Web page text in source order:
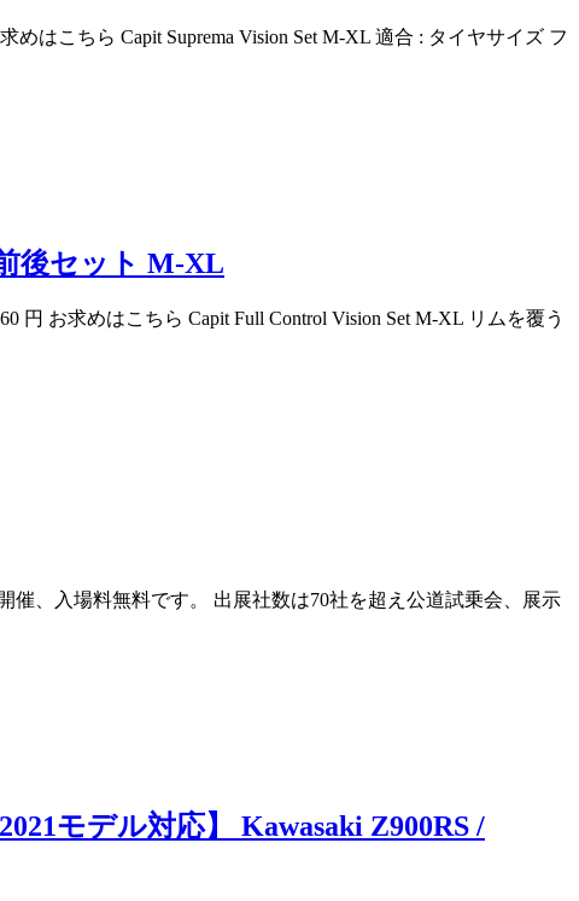
はこちら Capit Suprema Vision Set M-XL 適合 : タイヤサイズ フ
後セット M-XL
お求めはこちら Capit Full Control Vision Set M-XL リムを覆う
、入場料無料です。 出展社数は70社を超え公道試乗会、展示
モデル対応】 Kawasaki Z900RS /